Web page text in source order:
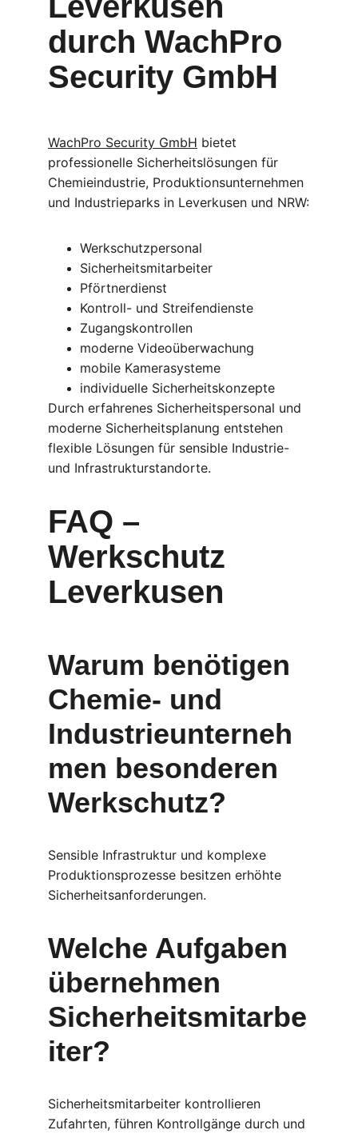
durch WachPro
Security GmbH
WachPro Security GmbH bietet
professionelle Sicherheitslösungen für
Chemieindustrie, Produktionsunternehmen
und Industrieparks in Leverkusen und NRW:
Werkschutzpersonal
Sicherheitsmitarbeiter
Pförtnerdienst
Kontroll- und Streifendienste
Zugangskontrollen
moderne Videoüberwachung
mobile Kamerasysteme
individuelle Sicherheitskonzepte
Durch erfahrenes Sicherheitspersonal und
moderne Sicherheitsplanung entstehen
flexible Lösungen für sensible Industrie-
und Infrastrukturstandorte.
FAQ –
Werkschutz
Leverkusen
Warum benötigen
Chemie- und
Industrieunterneh
men besonderen
Werkschutz?
Sensible Infrastruktur und komplexe
Produktionsprozesse besitzen erhöhte
Sicherheitsanforderungen.
Welche Aufgaben
übernehmen
Sicherheitsmitarbe
iter?
Sicherheitsmitarbeiter kontrollieren
Zufahrten, führen Kontrollgänge durch und